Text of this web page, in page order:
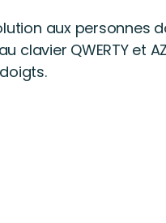
aux personnes
QWERTY et